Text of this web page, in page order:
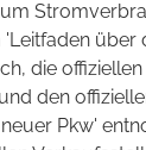
über
die
den
Pkw'